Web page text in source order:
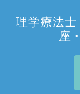
理学療法
座